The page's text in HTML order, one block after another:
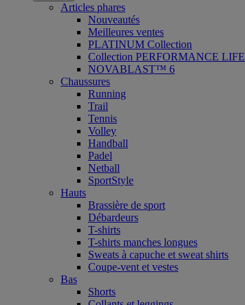
Articles phares
Nouveautés
Meilleures ventes
PLATINUM Collection
Collection PERFORMANCE LIFE
NOVABLAST™ 6
Chaussures
Running
Trail
Tennis
Volley
Handball
Padel
Netball
SportStyle
Hauts
Brassière de sport
Débardeurs
T-shirts
T-shirts manches longues
Sweats à capuche et sweat shirts
Coupe-vent et vestes
Bas
Shorts